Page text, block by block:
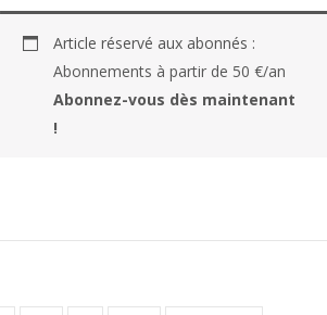
Article réservé aux abonnés :
Abonnements à partir de 50 €/an
Abonnez-vous dès maintenant
!